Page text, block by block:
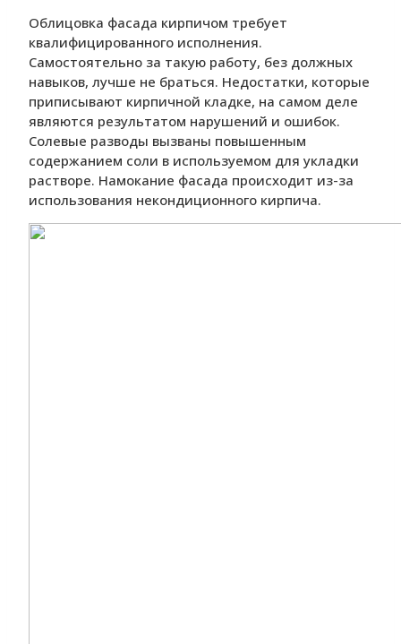
Облицовка фасада кирпичом требует
квалифицированного исполнения.
Самостоятельно за такую работу, без должных
навыков, лучше не браться. Недостатки, которые
приписывают кирпичной кладке, на самом деле
являются результатом нарушений и ошибок.
Солевые разводы вызваны повышенным
содержанием соли в используемом для укладки
растворе. Намокание фасада происходит из-за
использования некондиционного кирпича.